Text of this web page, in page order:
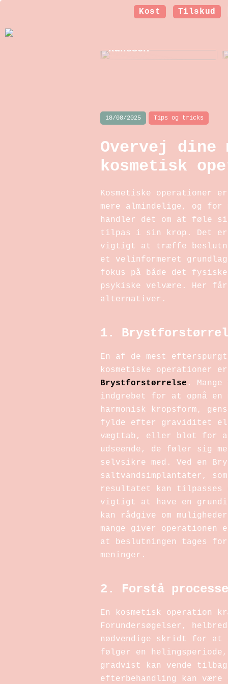
Kost Tilskud
Et nyt smil: Sådan
kulissen
18/08/2025 Tips og tricks
Overvej dine
kosmetisk
Kosmetiske operationer
mere almindelige, og for
handler det om at føle
tilpas i sin krop. Det er
vigtigt at træffe
et velinformeret grundlag
fokus på både det fysiske
psykiske velvære. Her
alternativer.
1.
En af de mest
kosmetiske operationer er
Brystforstørrelse .
indgrebet for at opnå en
harmonisk kropsform,
fylde efter graviditet
vægttab, eller blot for
udseende, de føler sig
selvsikre med. Ved en
saltvandsimplantater,
resultatet kan tilpasses
vigtigt at have en
kan rådgive om
mange giver
at beslutningen tages
meninger.
2. Forstå
En kosmetisk operation
Forundersøgelser,
nødvendige skridt for
følger en
gradvist kan vende
efterbehandling kan være